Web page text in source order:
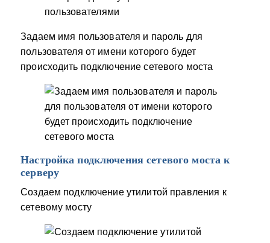
Задаем имя пользователя и пароль для
пользователя от имени которого будет
происходить подключение сетевого моста
Настройка подключения сетевого моста к
серверу
Создаем подключение утилитой правления к
сетевому мосту